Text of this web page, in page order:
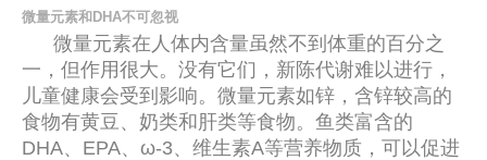
微量元素和DHA不可忽视
微量元素在人体内含量虽然不到体重的百分之
一，但作用很大。没有它们，新陈代谢难以进行，
儿童健康会受到影响。微量元素如锌，含锌较高的
食物有黄豆、奶类和肝类等食物。鱼类富含的
DHA、EPA、ω-3、维生素A等营养物质，可以促进